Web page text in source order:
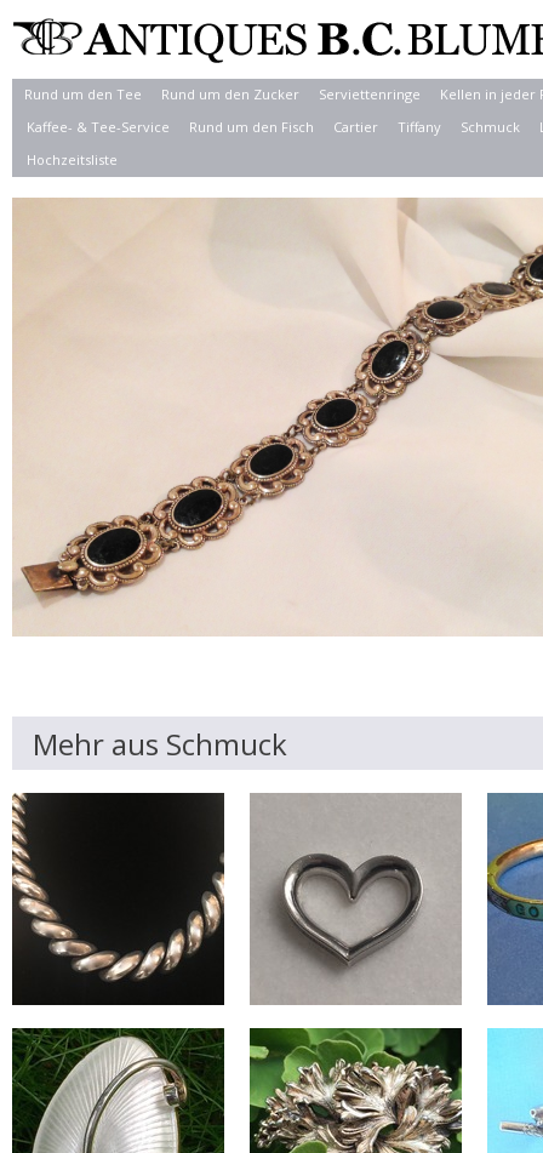
Rund um den Tee Rund um den Zucker Serviettenringe
Kellen in jeder
Kaffee- & Tee-Service
Rund um den Fisch Cartier Tiffany Schmuck
Hochzeitsliste
Mehr aus Schmuck